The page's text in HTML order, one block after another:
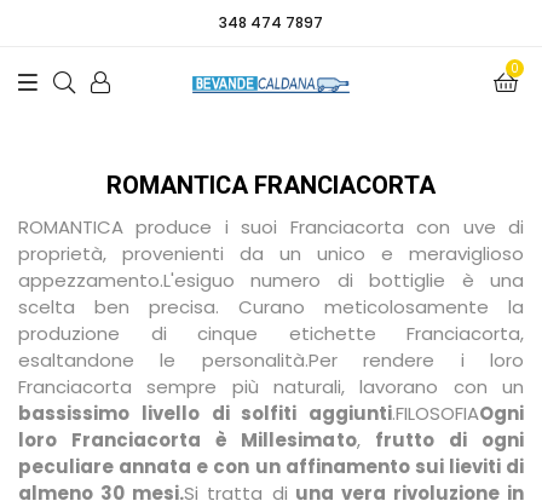
348 474 7897
0
ROMANTICA FRANCIACORTA
ROMANTICA produce i suoi Franciacorta con uve di
proprietà, provenienti da un unico e meraviglioso
appezzamento.L'esiguo numero di bottiglie è una
scelta ben precisa. Curano meticolosamente la
produzione di cinque etichette Franciacorta,
esaltandone le personalità.Per rendere i loro
Franciacorta sempre più naturali, lavorano con un
bassissimo livello di solfiti aggiunti.FILOSOFIAOgni
loro Franciacorta è Millesimato, frutto di ogni
peculiare annata e con un affinamento sui lieviti di
almeno 30 mesi.Si tratta di una vera rivoluzione in